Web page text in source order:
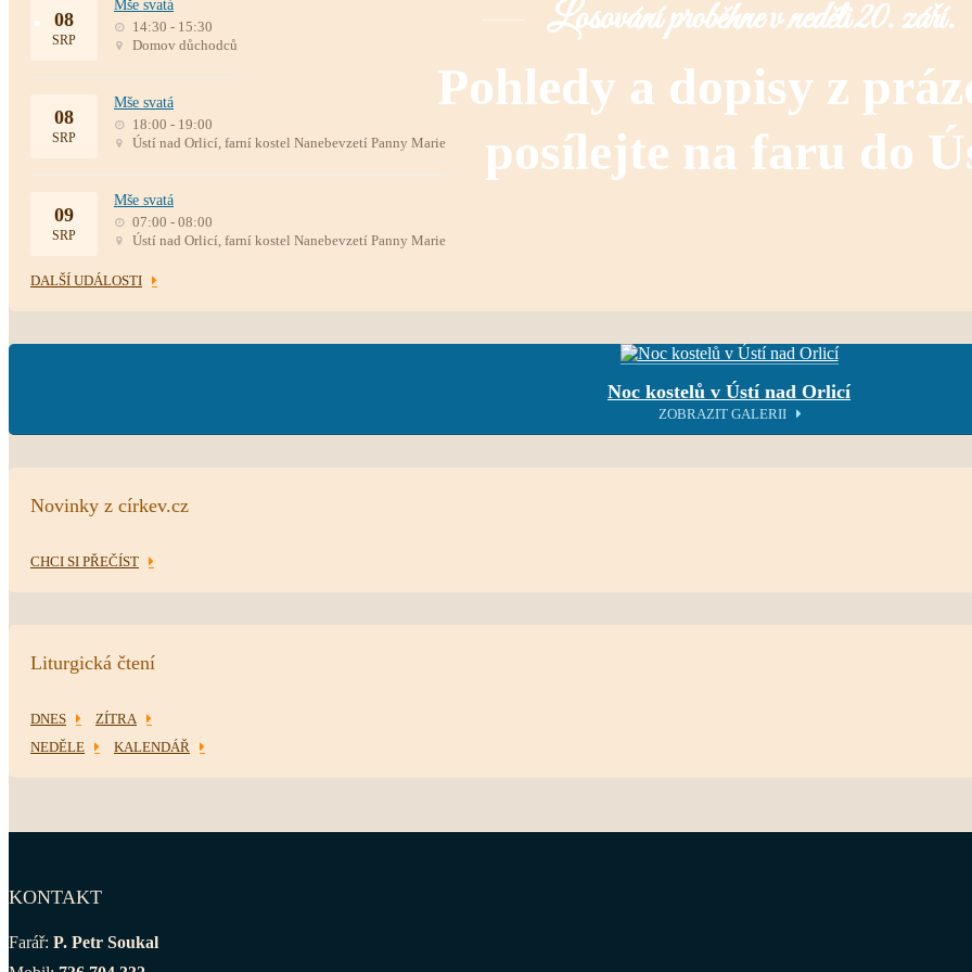
Losování proběhne v neděli 20. září.
Pohledy a dopisy z
posílejte na faru do
08
SRP
Mše svatá
14:30 - 15:30
Domov důchodců
08
SRP
Mše svatá
18:00 - 19:00
Ústí nad Orlicí, farní kostel Nanebevzetí Panny Marie
09
SRP
Mše svatá
07:00 - 08:00
Ústí nad Orlicí, farní kostel Nanebevzetí Panny Marie
DALŠÍ UDÁLOSTI
Noc kostelů v Ústí nad Orlicí
ZOBRAZIT GALERII
Novinky z církev.cz
CHCI SI PŘEČÍST
Liturgická čtení
DNES
ZÍTRA
NEDĚLE
KALENDÁŘ
KONTAKT
Farář: P. Petr Soukal